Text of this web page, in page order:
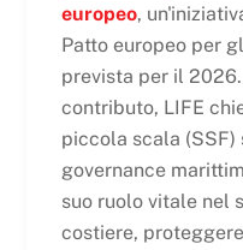
europeo,
Patto europeo per
prevista per il
contributo, LIFE
piccola scala
governance
suo ruolo vitale nel
costiere,